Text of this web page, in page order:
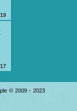
© 2009 - 2023